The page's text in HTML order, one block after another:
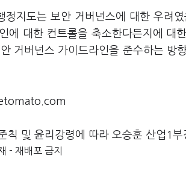
정지도는 보안 거버넌스에 대한 우려
에 대한 컨트롤을 축소한다든지에 대
거버넌스 가이드라인을 준수하는 방
칙 및 윤리강령에 따라 오승훈 산업1부
- 재배포 금지